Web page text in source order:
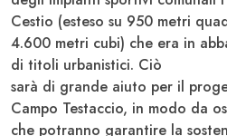
Cestio (esteso su 950 metri
4.600 metri cubi) che era in
di titoli urbanistici. Ciò
sarà di grande aiuto per il
Campo Testaccio, in modo da
che potranno garantire la